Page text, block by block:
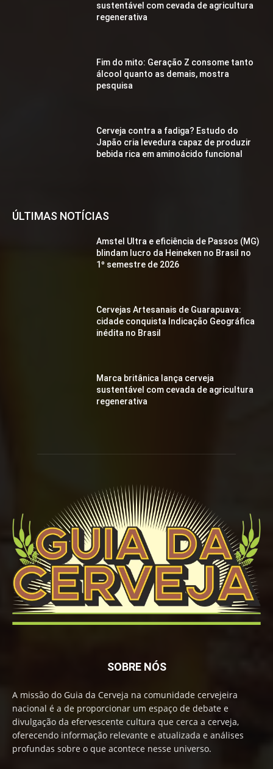
sustentável com cevada de agricultura
regenerativa
Fim do mito: Geração Z consome tanto
álcool quanto as demais, mostra
pesquisa
Cerveja contra a fadiga? Estudo do
Japão cria levedura capaz de produzir
bebida rica em aminoácido funcional
ÚLTIMAS NOTÍCIAS
Amstel Ultra e eficiência de Passos (MG)
blindam lucro da Heineken no Brasil no
1º semestre de 2026
Cervejas Artesanais de Guarapuava:
cidade conquista Indicação Geográfica
inédita no Brasil
Marca britânica lança cerveja
sustentável com cevada de agricultura
regenerativa
SOBRE NÓS
A missão do Guia da Cerveja na comunidade cervejeira
nacional é a de proporcionar um espaço de debate e
divulgação da efervescente cultura que cerca a cerveja,
oferecendo informação relevante e atualizada e análises
profundas sobre o que acontece nesse universo.